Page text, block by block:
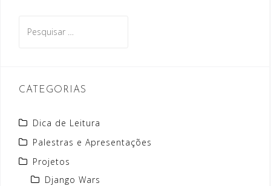
por:
CATEGORIAS
Dica de Leitura
Palestras e Apresentações
Projetos
Django Wars